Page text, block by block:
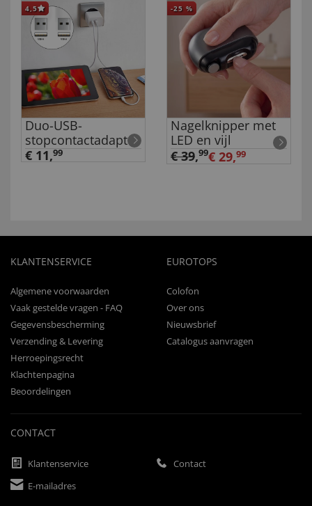
4,5
Duo-USB-
stopcontactadapter
€ 11,99
-25 %
Nagelknipper met
LED en vijl
€ 39,99€ 29,99
KLANTENSERVICE
Algemene voorwaarden
Vaak gestelde vragen - FAQ
Gegevensbescherming
Verzending & Levering
Herroepingsrecht
Klachtenpagina
Beoordelingen
EUROTOPS
Colofon
Over ons
Nieuwsbrief
Catalogus aanvragen
CONTACT
Klantenservice
Contact
E-mailadres